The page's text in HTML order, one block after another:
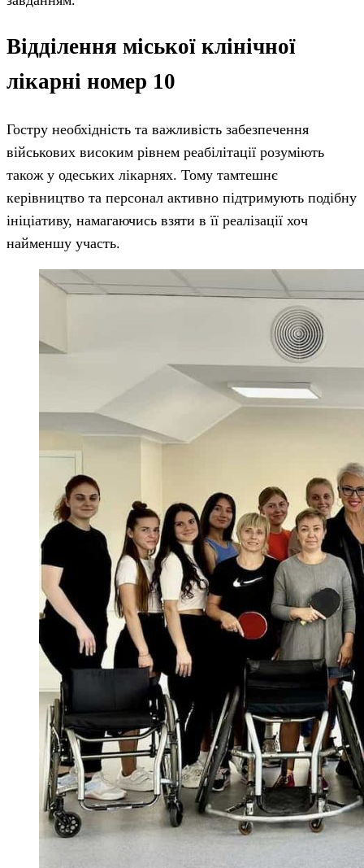
Відділення міської клінічної
лікарні номер 10
Гостру необхідність та важливість забезпечення
військових високим рівнем реабілітації розуміють
також у одеських лікарнях. Тому тамтешнє
керівництво та персонал активно підтримують подібну
ініціативу, намагаючись взяти в її реалізації хоч
найменшу участь.